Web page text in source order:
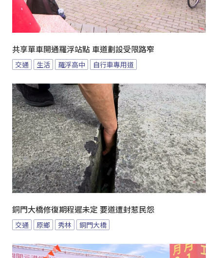
共享單車開通羅浮站點 車道劃設受限路窄
交通 生活 羅浮高中 自行車專用道
銅門大橋修復期程遲未定 要道遭封惹民怨
交通 原鄉 秀林 銅門大橋